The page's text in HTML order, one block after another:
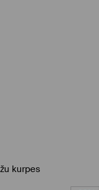
kurpes